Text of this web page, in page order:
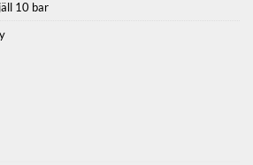
10 bar